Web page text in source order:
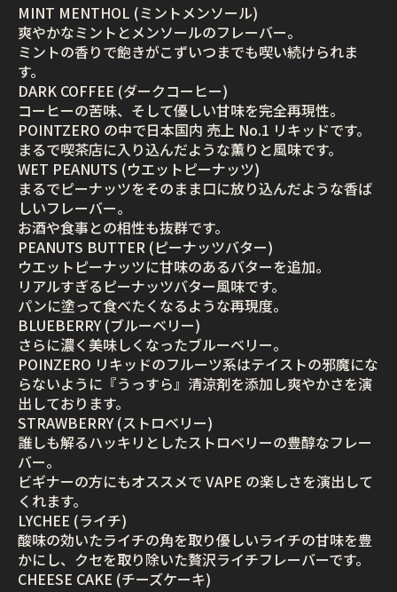
MINT MENTHOL (ミントメンソール)
爽やかなミントとメンソールのフレーバー。
ミントの香りで飽きがこずいつまでも喫い続けられま
す。
DARK COFFEE (ダークコーヒー)
コーヒーの苦味、そして優しい甘味を完全再現性。
POINTZERO の中で日本国内 売上 No.1 リキッドです。
まるで喫茶店に入り込んだような薫りと風味です。
WET PEANUTS (ウエットピーナッツ)
まるでピーナッツをそのまま口に放り込んだような香ば
しいフレーバー。
お酒や食事との相性も抜群です。
PEANUTS BUTTER (ピーナッツバター)
ウエットピーナッツに甘味のあるバターを追加。
リアルすぎるピーナッツバター風味です。
パンに塗って食べたくなるような再現度。
BLUEBERRY (ブルーベリー)
さらに濃く美味しくなったブルーベリー。
POINZERO リキッドのフルーツ系はテイストの邪魔にな
らないように『うっすら』清涼剤を添加し爽やかさを演
出しております。
STRAWBERRY (ストロベリー)
誰しも解るハッキリとしたストロベリーの豊醇なフレー
バー。
ビギナーの方にもオススメで VAPE の楽しさを演出して
くれます。
LYCHEE (ライチ)
酸味の効いたライチの角を取り優しいライチの甘味を豊
かにし、クセを取り除いた贅沢ライチフレーバーです。
CHEESE CAKE (チーズケーキ)